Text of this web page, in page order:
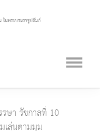
ษา รัชกาลที่ 10
เล่นตามมุม